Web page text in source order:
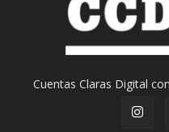
Cuentas Claras Digital